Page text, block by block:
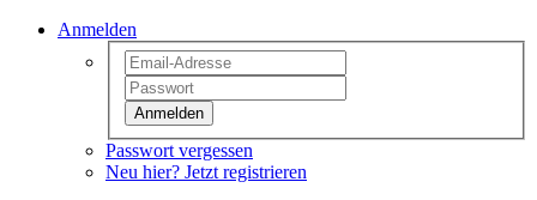
Anmelden
Anmelden
Passwort vergessen
Neu hier? Jetzt registrieren